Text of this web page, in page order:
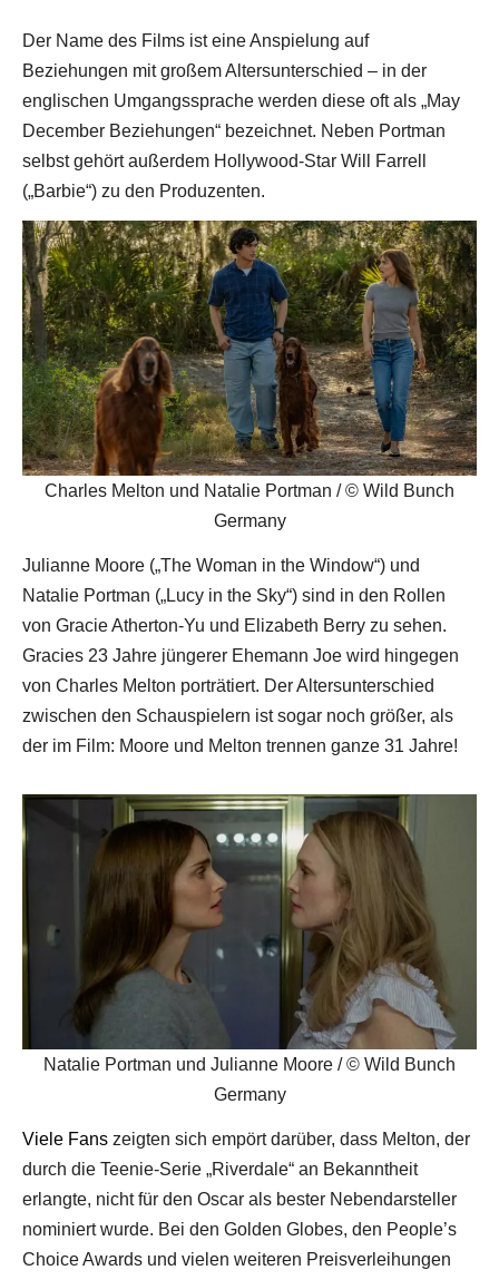
Der Name des Films ist eine Anspielung auf
Beziehungen mit großem Altersunterschied – in der
englischen Umgangssprache werden diese oft als „May
December Beziehungen“ bezeichnet. Neben Portman
selbst gehört außerdem Hollywood-Star Will Farrell
(„Barbie“) zu den Produzenten.
Charles Melton und Natalie Portman / © Wild Bunch
Germany
Julianne Moore („The Woman in the Window“) und
Natalie Portman („Lucy in the Sky“) sind in den Rollen
von Gracie Atherton-Yu und Elizabeth Berry zu sehen.
Gracies 23 Jahre jüngerer Ehemann Joe wird hingegen
von Charles Melton porträtiert. Der Altersunterschied
zwischen den Schauspielern ist sogar noch größer, als
der im Film: Moore und Melton trennen ganze 31 Jahre!
Natalie Portman und Julianne Moore / © Wild Bunch
Germany
Viele Fans zeigten sich empört darüber, dass Melton, der
durch die Teenie-Serie „Riverdale“ an Bekanntheit
erlangte, nicht für den Oscar als bester Nebendarsteller
nominiert wurde. Bei den Golden Globes, den People’s
Choice Awards und vielen weiteren Preisverleihungen